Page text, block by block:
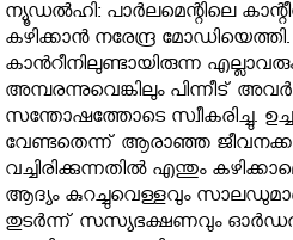
ന്യൂഡല്‍ഹി: പാര്‍ലമെന്റിലെ
കഴിക്കാന്‍ നരേന്ദ്ര
കാന്‍റീനിലുണ്ടായിരുന്ന
അമ്പരന്നുവെങ്കിലും പിന്നീട്
സന്തോഷത്തോടെ സ്വീകരിച്ചു.
വേണ്ടതെന്ന് ആരാഞ്ഞ
വച്ചിരിക്കുന്നതില്‍ എന്തും
ആദ്യം കുറച്ചുവെള്ളവും
തുടര്‍ന്ന് സസ്യഭക്ഷണവും ഓര്‍ഡര്‍